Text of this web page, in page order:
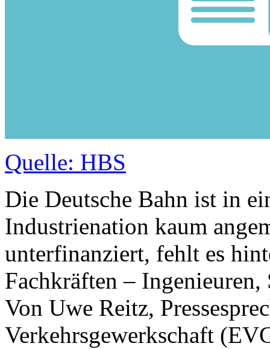
Quelle: HBS
Die Deutsche Bahn ist in
Industrienation kaum
unterfinanziert, fehlt es
Fachkräften –
Von Uwe Reitz,
Verkehrsgewerkschaft